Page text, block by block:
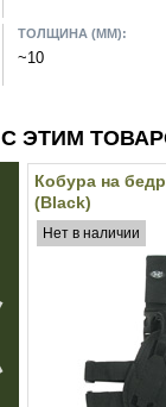
ТОЛЩИНА (ММ):
~10
С ЭТИМ
Кобура на
(Black)
Нет в наличии